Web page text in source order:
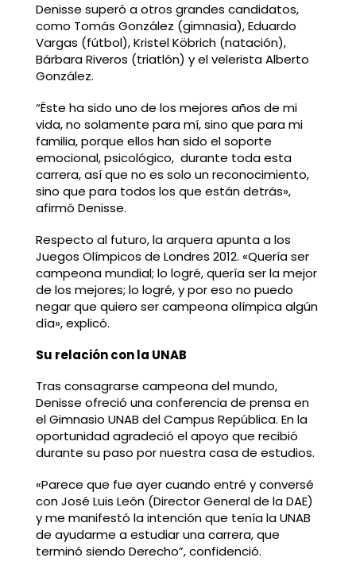
Denisse superó a otros grandes candidatos,
como Tomás González (gimnasia), Eduardo
Vargas (fútbol), Kristel Köbrich (natación),
Bárbara Riveros (triatlón) y el velerista Alberto
González.
“Éste ha sido uno de los mejores años de mi
vida, no solamente para mí, sino que para mi
familia, porque ellos han sido el soporte
emocional, psicológico, durante toda esta
carrera, así que no es solo un reconocimiento,
sino que para todos los que están detrás»,
afirmó Denisse.
Respecto al futuro, la arquera apunta a los
Juegos Olímpicos de Londres 2012. «Quería ser
campeona mundial; lo logré, quería ser la mejor
de los mejores; lo logré, y por eso no puedo
negar que quiero ser campeona olímpica algún
día», explicó.
Su relación con la UNAB
Tras consagrarse campeona del mundo,
Denisse ofreció una conferencia de prensa en
el Gimnasio UNAB del Campus República. En la
oportunidad agradeció el apoyo que recibió
durante su paso por nuestra casa de estudios.
«Parece que fue ayer cuando entré y conversé
con José Luis León (Director General de la DAE)
y me manifestó la intención que tenía la UNAB
de ayudarme a estudiar una carrera, que
terminó siendo Derecho”, confidenció.